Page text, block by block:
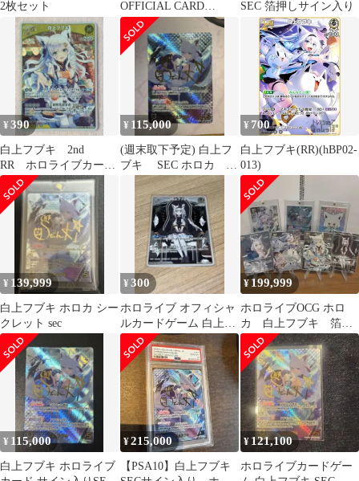
2枚セット
OFFICIAL CARD
GAME hBP02-
084[SEC]：みっころね
24
SEC 箔押しサイン入り
¥390
白上フブキ 2nd
RR ホロライブカード
ゲーム ホロカ
¥ 115,000
(週末取下予定) 白上フ
ブキ SEC ホロカ ク
インテットスペクトラ
ム ホロカ
¥ 700
白上フブキ(RR)(hBP02-
013)
¥ 139,999
白上フブキ ホロカ シー
クレット sec
¥300
ホロライブ オフィシャ
ルカードゲーム 白上フ
ブキ R まとめ買い値下
げ可
¥ 199,999
ホロライブOCG ホロ
カ 白上フブキ 箔押
しサイン SEC UR 他
まとめ売り
¥ 115,000
白上フブキ ホロライブ
¥215,000
【PSA10】白上フブキ
¥ 121,100
ホロライブカードゲー